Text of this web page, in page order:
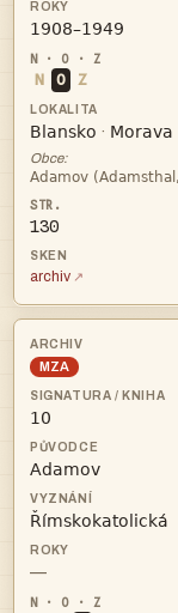

N O Z
 · 
Obce:
130
archiv
MZA



—